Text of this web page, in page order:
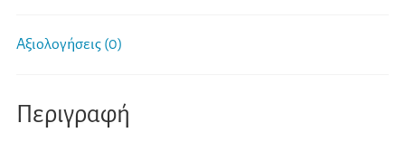
Αξιολογήσεις (0)
Περιγραφή